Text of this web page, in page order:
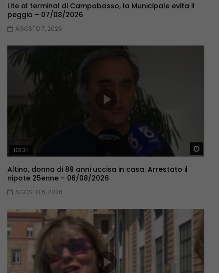
Lite al terminal di Campobasso, la Municipale evita il
peggio – 07/08/2026
AGOSTO 7, 2026
03:31
Altino, donna di 89 anni uccisa in casa. Arrestato il
nipote 25enne – 06/08/2026
AGOSTO 6, 2026